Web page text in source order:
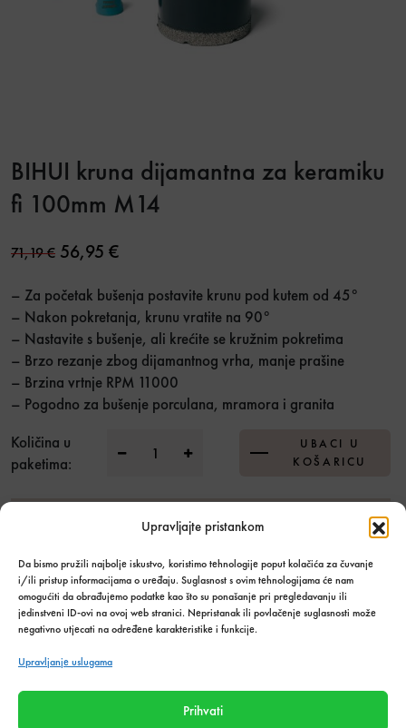
Upravljajte pristankom
Da bismo pružili najbolje iskustvo, koristimo tehnologije poput kolačića za čuvanje
i/ili pristup informacijama o uređaju. Suglasnost s ovim tehnologijama će nam
omogućiti da obrađujemo podatke kao što su ponašanje pri pregledavanju ili
jedinstveni ID-ovi na ovoj web stranici. Nepristanak ili povlačenje suglasnosti može
negativno utjecati na određene karakteristike i funkcije.
Upravljanje uslugama
Prihvati
BIHUI kruna dijamantna za keramiku
fi 100mm M14
71,19€ Original price was: 71,19 €.
56,95 €Current price is: 56,95 €.
– Za početak bušenja postavite krunu pod kutem od 45°
– Nakon pokretanja, krunu vratite na 90°
– Nastavite s bušenje, ali krećite se kružnim pokretima
– Brzo rezanje zbog dijamantnog vrha, manje prašine
– Brzina vrtnje RPM 11000
– Pogodno za bušenje porculana, mramora i granita
Količina u
paketima:
BIHUI kruna dijamantna za keramiku fi
UBACI U
KOŠARICU
Dodaj u listu želja
Stanje:Na zalihi
Količina zaliha: 2 kom
SKU:1449
Kategorija: Alati i oprema za keramičare,Alati i pribor
Podijeli s prijateljima: